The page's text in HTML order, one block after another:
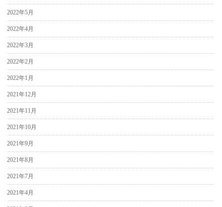
2022年5月
2022年4月
2022年3月
2022年2月
2022年1月
2021年12月
2021年11月
2021年10月
2021年9月
2021年8月
2021年7月
2021年4月